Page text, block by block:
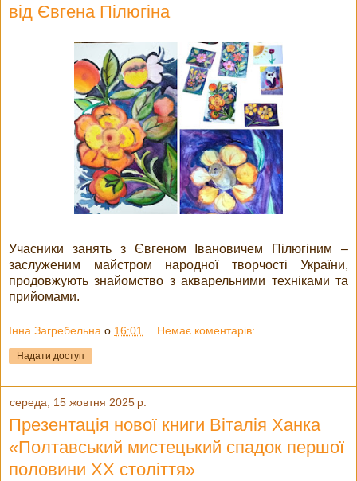
від Євгена Пілюгіна
Учасники занять з Євгеном Івановичем Пілюгіним –
заслуженим майстром народної творчості України,
продовжують знайомство з акварельними техніками та
прийомами.
Інна Загребельна о 16:01 Немає коментарів:
Надати доступ
середа, 15 жовтня 2025 р.
Презентація нової книги Віталія Ханка
«Полтавський мистецький спадок першої
половини XX століття»